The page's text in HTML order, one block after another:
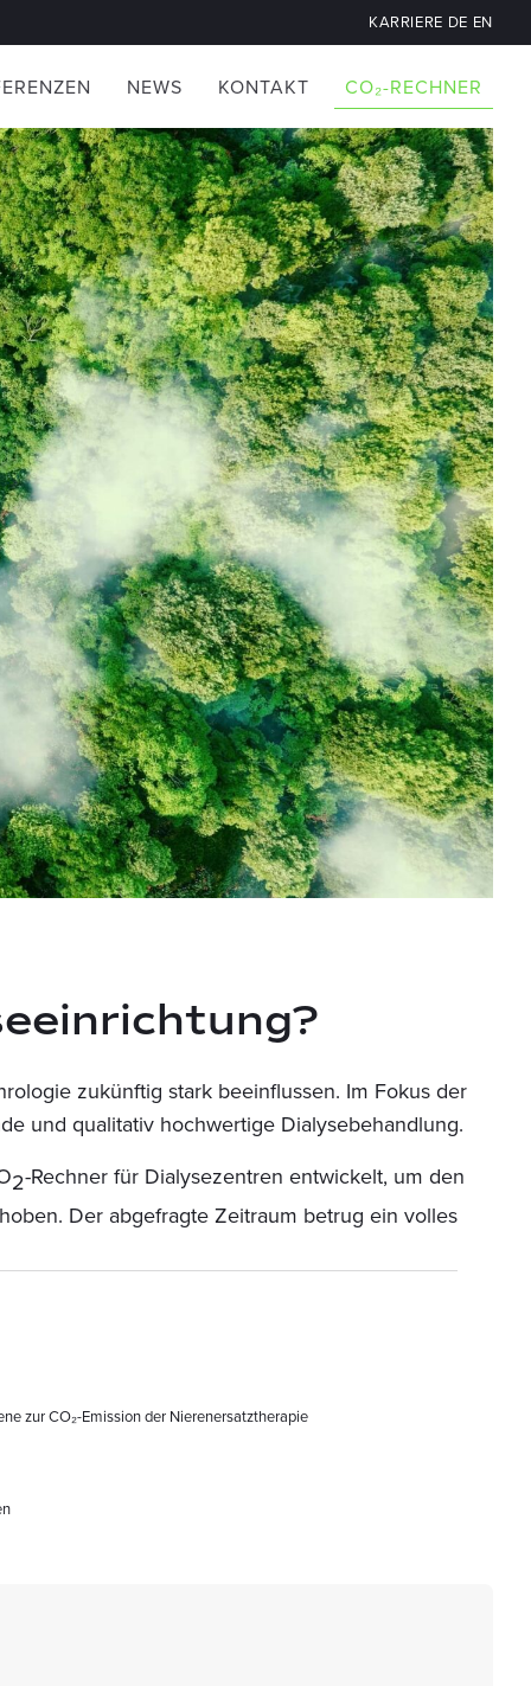
KARRIERE DE EN
NEWS KONTAKT CO₂-RECHNER
zukünftig stark beeinflussen. Im Fokus der
und qualitativ hochwertige Dialysebehandlung.
2-Rechner für Dialysezentren entwickelt, um den
Der abgefragte Zeitraum betrug ein volles
zur CO₂-Emission der Nierenersatztherapie